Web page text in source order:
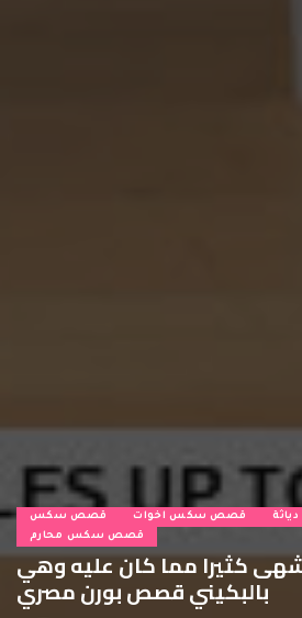
قصص سكس قصص سكس اخوات
قصص سكس محارم
كثيرا مما كان عليه وهي
بالبكيني قصص بورن مصري